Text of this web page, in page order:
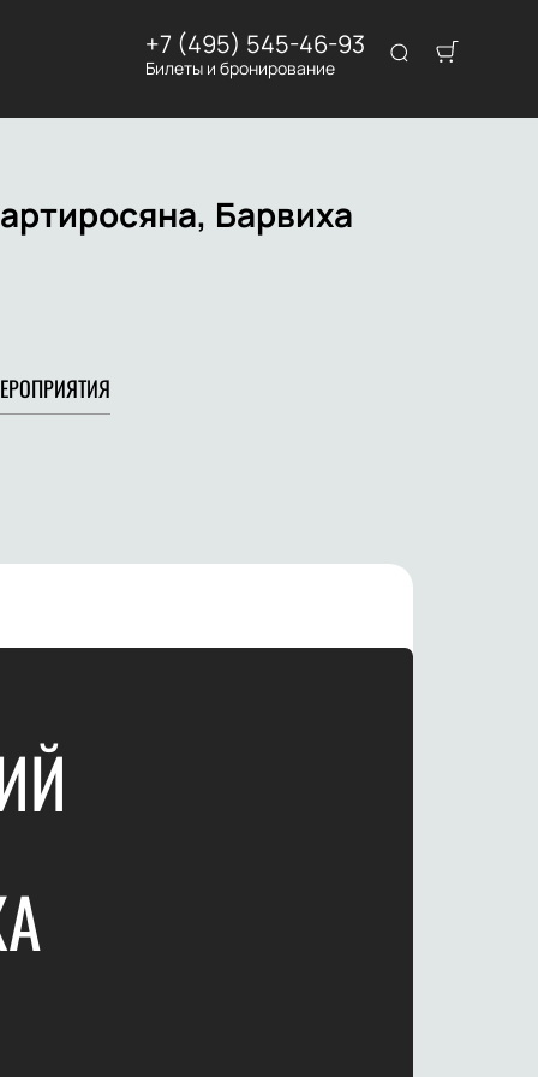
+7 (495) 545-46-93
Билеты и бронирование
Барвиха